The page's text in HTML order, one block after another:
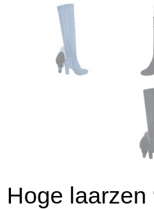
Hoge laarzen